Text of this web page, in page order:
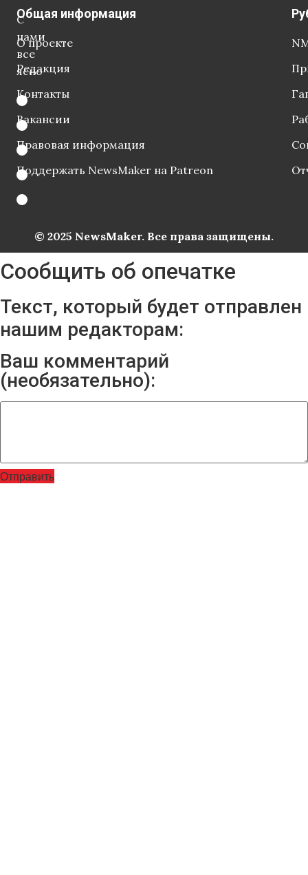
С
нами
все
ясно
Общая информация
О проекте
Редакция
Контакты
Вакансии
Правовая информация
Поддержать NewsMaker на Patreon
© 2025 NewsMaker. Все права защищены.
Сообщить об опечатке
Текст, который будет отправлен
нашим редакторам:
Ваш комментарий
(необязательно):
Отправить